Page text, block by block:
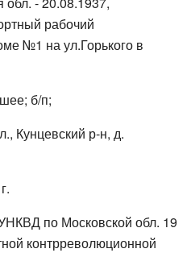
рабочий
№1 на ул.Горького в
б/п;
Кунцевский р-н, д.
по Московской обл. 19
контрреволюционной